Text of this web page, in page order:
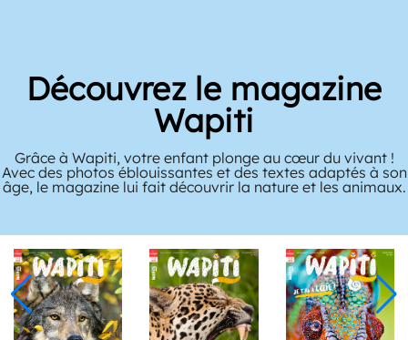
Découvrez le magazine
Wapiti
Grâce à Wapiti, votre enfant plonge au cœur du vivant !
Avec des photos éblouissantes et des textes adaptés à son
âge, le magazine lui fait découvrir la nature et les animaux.